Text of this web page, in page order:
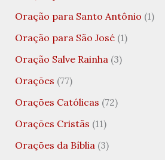
Oração para Santo Antônio (1)
Oração para São José(1)
Oração Salve Rainha(3)
Orações (77)
Orações Católicas (72)
Orações Cristãs (11)
Orações da Bíblia(3)